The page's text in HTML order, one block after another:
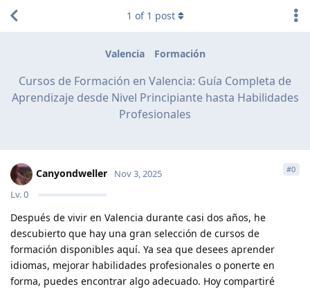
Valencia Formación
Cursos de Formación en Valencia: Guía Completa de
Aprendizaje desde Nivel Principiante hasta Habilidades
Profesionales
1 of 1 post
Canyondweller
Lv.0
Nov 3, 2025 #0
Después de vivir en Valencia durante casi dos años, he
descubierto que hay una gran selección de cursos de
formación disponibles aquí. Ya sea que desees aprender
idiomas, mejorar habilidades profesionales o ponerte en
forma, puedes encontrar algo adecuado. Hoy compartiré